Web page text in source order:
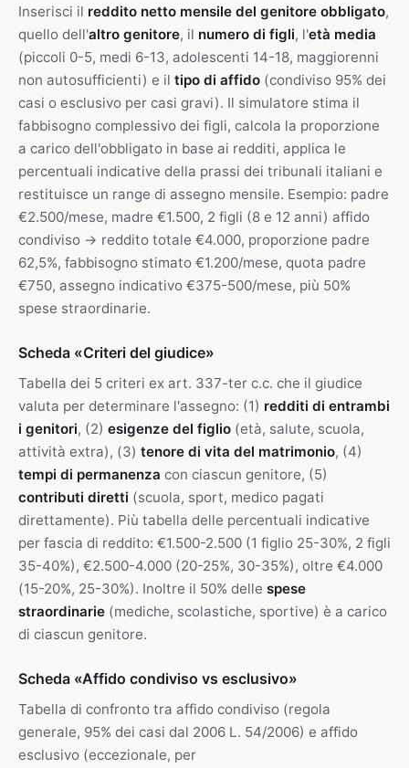
Inserisci il reddito netto mensile del genitore obbligato,
quello dell'altro genitore, il numero di figli, l'età media
(piccoli 0-5, medi 6-13, adolescenti 14-18, maggiorenni
non autosufficienti) e il tipo di affido (condiviso 95% dei
casi o esclusivo per casi gravi). Il simulatore stima il
fabbisogno complessivo dei figli, calcola la proporzione
a carico dell'obbligato in base ai redditi, applica le
percentuali indicative della prassi dei tribunali italiani e
restituisce un range di assegno mensile. Esempio: padre
€2.500/mese, madre €1.500, 2 figli (8 e 12 anni) affido
condiviso → reddito totale €4.000, proporzione padre
62,5%, fabbisogno stimato €1.200/mese, quota padre
€750, assegno indicativo €375-500/mese, più 50%
spese straordinarie.
Scheda «Criteri del giudice»
Tabella dei 5 criteri ex art. 337-ter c.c. che il giudice
valuta per determinare l'assegno: (1) redditi di entrambi
i genitori, (2) esigenze del figlio (età, salute, scuola,
attività extra), (3) tenore di vita del matrimonio, (4)
tempi di permanenza con ciascun genitore, (5)
contributi diretti (scuola, sport, medico pagati
direttamente). Più tabella delle percentuali indicative
per fascia di reddito: €1.500-2.500 (1 figlio 25-30%, 2 figli
35-40%), €2.500-4.000 (20-25%, 30-35%), oltre €4.000
(15-20%, 25-30%). Inoltre il 50% delle spese
straordinarie (mediche, scolastiche, sportive) è a carico
di ciascun genitore.
Scheda «Affido condiviso vs esclusivo»
Tabella di confronto tra affido condiviso (regola
generale, 95% dei casi dal 2006 L. 54/2006) e affido
esclusivo (eccezionale, per